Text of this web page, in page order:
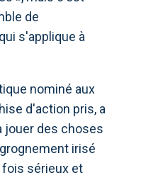
de
s'applique à
nominé aux
d'action pris, a
jouer des choses
irisé
fois sérieux et